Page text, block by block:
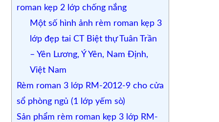
roman kẹp 2 lớp chống nắng
Một số hình ảnh rèm roman kẹp 3
lớp đẹp tai CT Biệt thự Tuân Trần
– Yên Lương, Ý Yên, Nam Định,
Việt Nam
Rèm roman 3 lớp RM-2012-9 cho cửa
sổ phòng ngủ (1 lớp yếm sò)
Sản phẩm rèm roman kẹp 3 lớp RM-